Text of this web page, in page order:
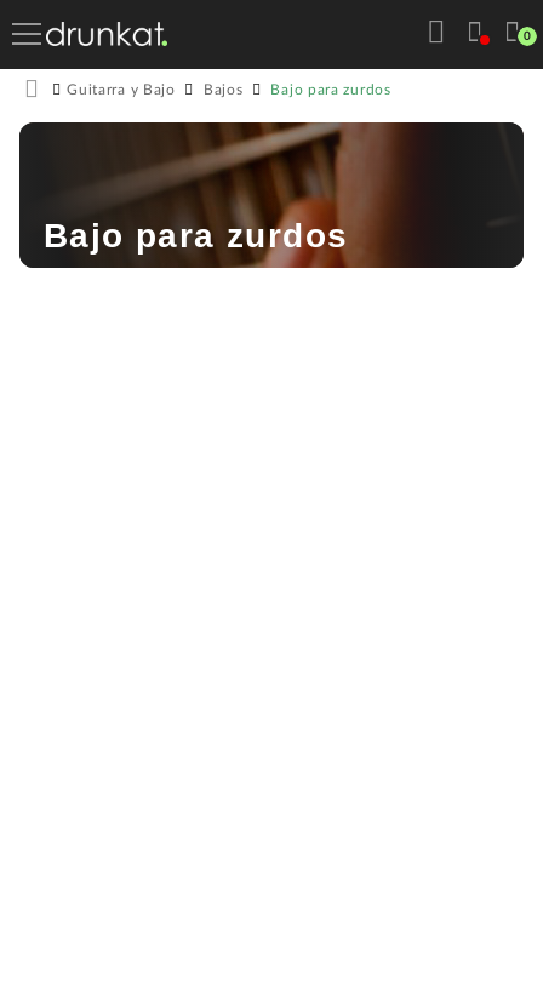
0
Guitarra y Bajo Bajos Bajo para zurdos
Bajo para zurdos